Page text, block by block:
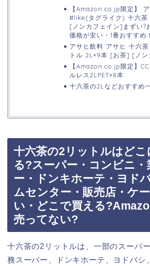
【Amazon.co.jp限定】
#like(タグライク) 十六
[ノンカフェイン]まずい?
価格が安い・1番おすすめ！
アサヒ飲料 アサヒ 十六
トル 2L×9本 [お茶] [ノン
【Amazon.co.jp限定】
ルレス2LPET×8本
十六茶の2Lなどおすすめ
十六茶の2リットルはどこ
る?スーパー・コンビニ・
ー・ドンキホーテ・ヨド
ムセンター・販売店・ケ
い・どこで買える
売ってない?
十六茶の2リットルは、一部のスーパ
務スーパー、ドンキホーテ、ヨドバシ